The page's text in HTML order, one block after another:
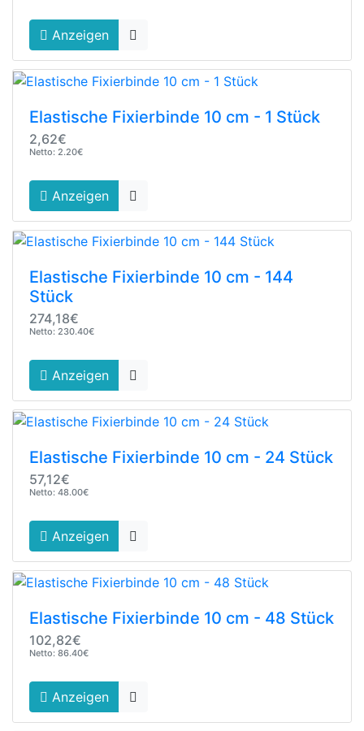
Anzeigen
Elastische Fixierbinde 10 cm - 1 Stück
2,62€
Netto: 2.20€
Anzeigen
Elastische Fixierbinde 10 cm - 144
Stück
274,18€
Netto: 230.40€
Anzeigen
Elastische Fixierbinde 10 cm - 24 Stück
57,12€
Netto: 48.00€
Anzeigen
Elastische Fixierbinde 10 cm - 48 Stück
102,82€
Netto: 86.40€
Anzeigen